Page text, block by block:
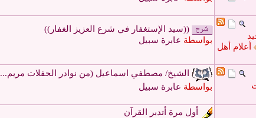
أعلام أهل
((سيد الإستغفار في شرع العزيز الغفار))
بواسطة عابرة سبيل
الشيخ/ مصطفي اسماعيل (من نوادر الحفلات مريم...
بواسطة عابرة سبيل
أول مرة أتدبر القرآن